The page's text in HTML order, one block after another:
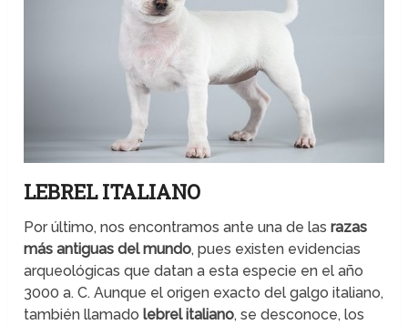
LEBREL ITALIANO
Por último, nos encontramos ante una de lasrazas
más antiguas del mundo, pues existen evidencias
arqueológicas que datan a esta especie en el año
3000 a. C. Aunque el origen exacto del galgo italiano,
también llamado lebrel italiano, se desconoce, los